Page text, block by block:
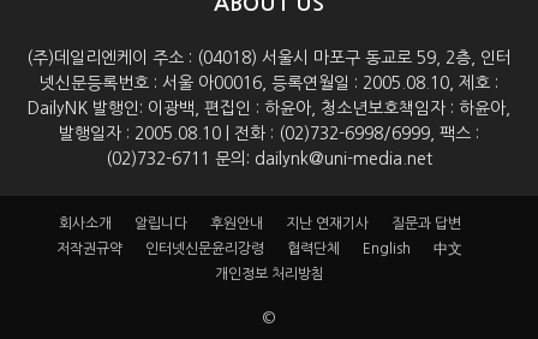
(주)데일리엔케이 주소 : (04018) 서울시 마포구 동교로 59, 2층, 인터
넷신문등록번호 : 서울 아00016, 등록연월일 : 2005.08.10, 제호 :
DailyNK 발행인: 이광백, 편집인 : 하윤아, 청소년보호책임자 : 하윤아,
발행일자 : 2005.08.10 | 전화 : (02)732-6998/6999, 팩스 :
(02)732-6711 문의: dailynk@uni-media.net
회사소개 알립니다 후원안내 지난 연재기사
질문과 답변
저작권규약
인터넷신문윤리강령 협력단체 English
中文
개인정보 처리방침
©